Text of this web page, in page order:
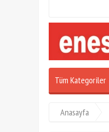
Tüm Kategoriler
Anasayfa